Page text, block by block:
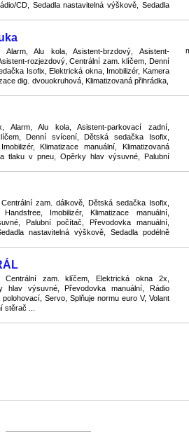
CD, Sedadla nastavitelná výškově, Sedadla
Alarm, Alu kola, Asistent-brzdový, Asistent-
rozjezdový, Centrální zam. klíčem, Denní
Isofix, Elektrická okna, Imobilizér, Kamera
dig. dvouokruhová, Klimatizovaná přihrádka,
Alarm, Alu kola, Asistent-parkovací zadní,
Denní svícení, Dětská sedačka Isofix,
Klimatizace manuální, Klimatizovaná
tlaku v pneu, Opěrky hlav výsuvné, Palubní
zam. dálkově, Dětská sedačka Isofix,
Imobilizér, Klimatizace manuální,
Palubní počítač, Převodovka manuální,
nastavitelná výškově, Sedadla podélně
Centrální zam. klíčem, Elektrická okna 2x,
hlav výsuvné, Převodovka manuální, Rádio
polohovací, Servo, Splňuje normu euro V, Volant
stěrač ...